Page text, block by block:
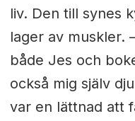
liv. Den till synes
lager av muskler.
både Jes och
också mig själv
var en lättnad att